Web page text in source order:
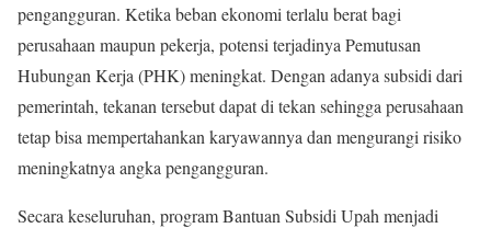
pengangguran. Ketika beban ekonomi terlalu berat bagi
perusahaan maupun pekerja, potensi terjadinya Pemutusan
Hubungan Kerja (PHK) meningkat. Dengan adanya subsidi dari
pemerintah, tekanan tersebut dapat di tekan sehingga perusahaan
tetap bisa mempertahankan karyawannya dan mengurangi risiko
meningkatnya angka pengangguran.
Secara keseluruhan, program Bantuan Subsidi Upah menjadi